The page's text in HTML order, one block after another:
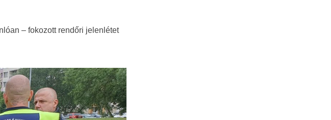
– fokozott rendőri jelenlétet